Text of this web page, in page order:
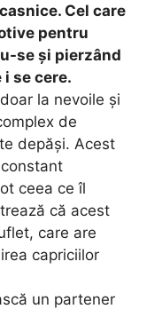
Cel care
pentru
se și pierzând
se cere.
la nevoile și
de
depăși. Acest
ceea ce îl
că acest
care are
capriciilor
un partener